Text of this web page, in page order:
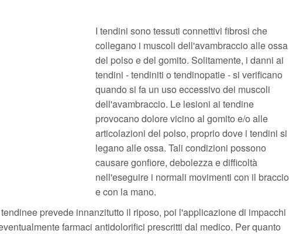
I tendini sono tessuti connettivi fibrosi che
collegano i muscoli dell'avambraccio alle ossa
del polso e del gomito. Solitamente, i danni ai
tendini - tendiniti o tendinopatie - si verificano
quando si fa un uso eccessivo dei muscoli
dell'avambraccio. Le lesioni ai tendine
provocano dolore vicino al gomito e/o alle
articolazioni del polso, proprio dove i tendini si
legano alle ossa. Tali condizioni possono
causare gonfiore, debolezza e difficoltà
nell'eseguire i normali movimenti con il braccio
e con la mano.
prevede innanzitutto il riposo, poi l'applicazione di impacchi
farmaci antidolorifici prescritti dal medico. Per quanto